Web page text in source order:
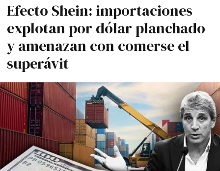
Efecto Shein: importaciones
explotan por dólar planchado
y amenazan con comerse el
superávit